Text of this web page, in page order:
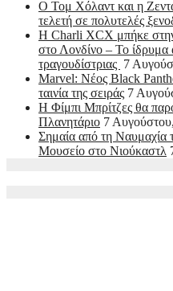
O Τομ Χόλαντ και η
τελετή σε πολυτελές
Η Charli XCX μπήκε
στο Λονδίνο – Το ίδρυμα
τραγουδίστριας 7
Marvel: Νέος Black
ταινία της σειράς 7
Η Φίμπι Μπρίτζες θα
Πλανητάριο 7
Σημαία από τη Ναυμαχία
Μουσείο στο Νιούκαστλ